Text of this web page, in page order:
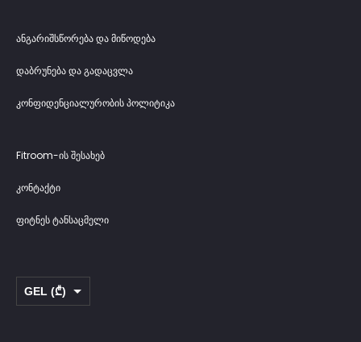
ანგარიშსწორება და მიწოდება
დაბრუნება და გადაცვლა
კონფიდენციალურობის პოლიტიკა
Fitroom-ის შესახებ
კონტაქტი
ფიტნეს ტანსაცმელი
GEL (₾)